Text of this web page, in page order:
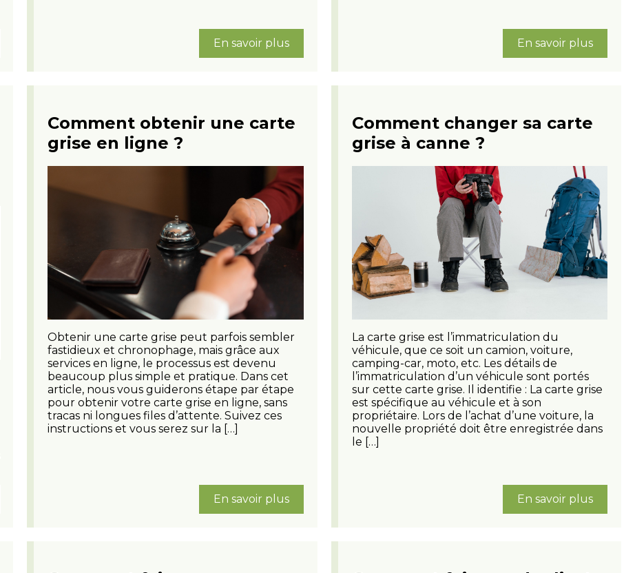
En savoir plus En savoir plus
Comment‌ ‌obtenir‌ ‌une‌ ‌carte‌
‌grise‌ ‌en‌ ‌ligne ?‌ ‌ ‌
Obtenir une carte grise peut parfois sembler
fastidieux et chronophage, mais grâce aux
services en ligne, le processus est devenu
beaucoup plus simple et pratique. Dans cet
article, nous vous guiderons étape par étape
pour obtenir votre carte grise en ligne, sans
tracas ni longues files d’attente. Suivez ces
instructions et vous serez sur la […]
En savoir plus
Comment changer sa carte
grise à canne ?
La carte grise est l’immatriculation du
véhicule, que ce soit un camion, voiture,
camping-car, moto, etc. Les détails de
l’immatriculation d’un véhicule sont portés
sur cette carte grise. Il identifie : La carte grise
est spécifique au véhicule et à son
propriétaire. Lors de l’achat d’une voiture, la
nouvelle propriété doit être enregistrée dans
le […]
En savoir plus